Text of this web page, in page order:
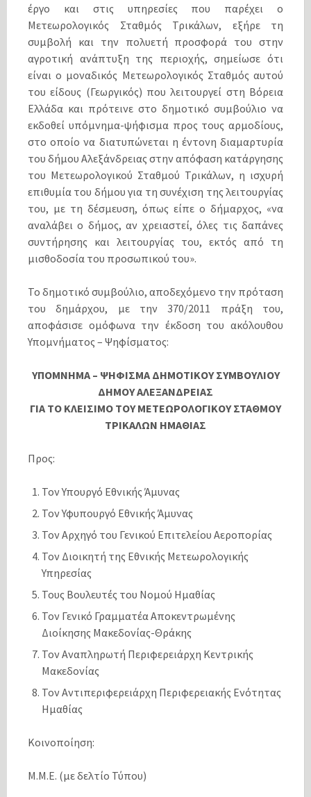
έργο και στις υπηρεσίες που παρέχει ο
Μετεωρολογικός Σταθμός Τρικάλων, εξήρε τη
συμβολή και την πολυετή προσφορά του στην
αγροτική ανάπτυξη της περιοχής, σημείωσε ότι
είναι ο μοναδικός Μετεωρολογικός Σταθμός αυτού
του είδους (Γεωργικός) που λειτουργεί στη Βόρεια
Ελλάδα και πρότεινε στο δημοτικό συμβούλιο να
εκδοθεί υπόμνημα-ψήφισμα προς τους αρμοδίους,
στο οποίο να διατυπώνεται η έντονη διαμαρτυρία
του δήμου Αλεξάνδρειας στην απόφαση κατάργησης
του Μετεωρολογικού Σταθμού Τρικάλων, η ισχυρή
επιθυμία του δήμου για τη συνέχιση της λειτουργίας
του, με τη δέσμευση, όπως είπε ο δήμαρχος, «να
αναλάβει ο δήμος, αν χρειαστεί, όλες τις δαπάνες
συντήρησης και λειτουργίας του, εκτός από τη
μισθοδοσία του προσωπικού του».
Το δημοτικό συμβούλιο, αποδεχόμενο την πρόταση
του δημάρχου, με την 370/2011 πράξη του,
αποφάσισε ομόφωνα την έκδοση του ακόλουθου
Υπομνήματος – Ψηφίσματος:
ΥΠΟΜΝΗΜΑ – ΨΗΦΙΣΜΑ ΔΗΜΟΤΙΚΟΥ ΣΥΜΒΟΥΛΙΟΥ
ΔΗΜΟΥ ΑΛΕΞΑΝΔΡΕΙΑΣ
ΓΙΑ ΤΟ ΚΛΕΙΣΙΜΟ ΤΟΥ ΜΕΤΕΩΡΟΛΟΓΙΚΟΥ ΣΤΑΘΜΟΥ
ΤΡΙΚΑΛΩΝ ΗΜΑΘΙΑΣ
Προς:
Τον Υπουργό Εθνικής Άμυνας
Τον Υφυπουργό Εθνικής Άμυνας
Τον Αρχηγό του Γενικού Επιτελείου Αεροπορίας
Τον Διοικητή της Εθνικής Μετεωρολογικής
Υπηρεσίας
Τους Βουλευτές του Νομού Ημαθίας
Τον Γενικό Γραμματέα Αποκεντρωμένης
Διοίκησης Μακεδονίας-Θράκης
Τον Αναπληρωτή Περιφερειάρχη Κεντρικής
Μακεδονίας
Τον Αντιπεριφερειάρχη Περιφερειακής Ενότητας
Ημαθίας
Κοινοποίηση:
Μ.Μ.Ε. (με δελτίο Τύπου)